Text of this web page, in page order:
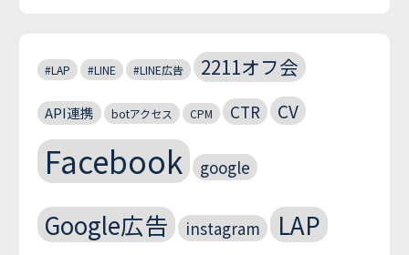
#LAP #LINE #LINE広告 2211オフ会
API連携 botアクセス CPM CTR CV
Facebook google
Google広告 instagram LAP